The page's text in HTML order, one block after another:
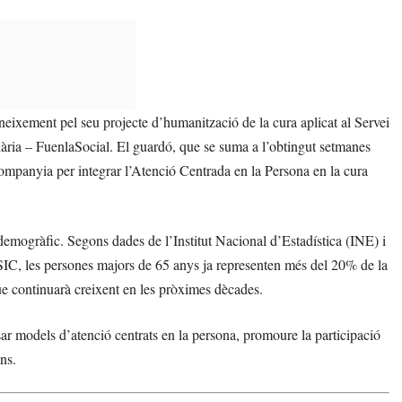
pel seu projecte d’humanització de la cura aplicat al Servei
– FuenlaSocial. El guardó, que se suma a l’obtingut setmanes
per integrar l’Atenció Centrada en la Persona en la cura
Segons dades de l’Institut Nacional d’Estadística (INE) i
les persones majors de 65 anys ja representen més del 20% de la
continuarà creixent en les pròximes dècades.
models d’atenció centrats en la persona, promoure la participació